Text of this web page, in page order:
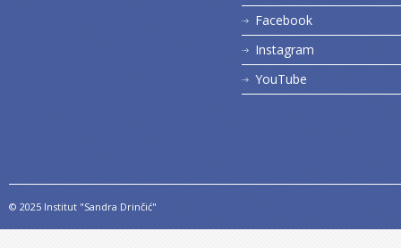
Facebook
Instagram
YouTube
© 2025 Institut "Sandra Drinčić"